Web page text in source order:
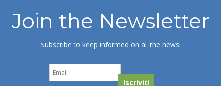
Join the Newsletter
Subscribe to keep informed on all the news!